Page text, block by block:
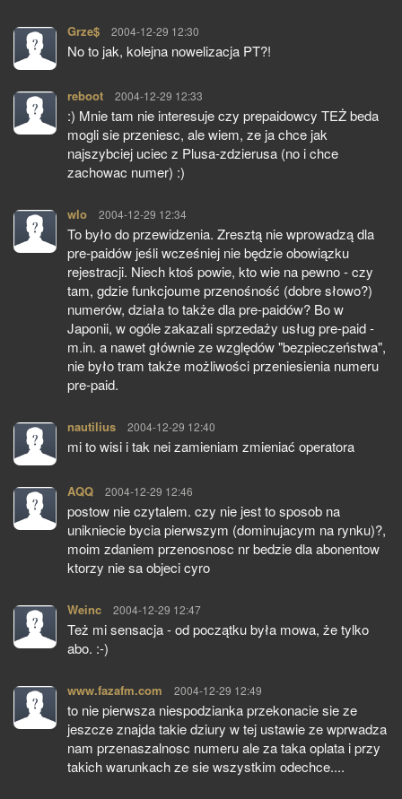
Grze$ pisze:
2004-12-29 12:30
No to jak, kolejna nowelizacja PT?!
reboot pisze:
2004-12-29 12:33
:) Mnie tam nie interesuje czy prepaidowcy TEŻ beda
mogli sie przeniesc, ale wiem, ze ja chce jak
najszybciej uciec z Plusa-zdzierusa (no i chce
zachowac numer) :)
wlo pisze:
2004-12-29 12:34
To było do przewidzenia. Zresztą nie wprowadzą dla
pre-paidów jeśli wcześniej nie będzie obowiązku
rejestracji. Niech ktoś powie, kto wie na pewno - czy
tam, gdzie funkcjoume przenośność (dobre słowo?)
numerów, działa to także dla pre-paidów? Bo w
Japonii, w ogóle zakazali sprzedaży usług pre-paid -
m.in. a nawet głównie ze względów "bezpieczeństwa",
nie było tram także możliwości przeniesienia numeru
pre-paid.
nautilius pisze:
2004-12-29 12:40
mi to wisi i tak nei zamieniam zmieniać operatora
AQQ pisze:
2004-12-29 12:46
postow nie czytalem. czy nie jest to sposob na
unikniecie bycia pierwszym (dominujacym na rynku)?,
moim zdaniem przenosnosc nr bedzie dla abonentow
ktorzy nie sa objeci cyro
Weinc pisze:
2004-12-29 12:47
Też mi sensacja - od początku była mowa, że tylko
abo. :-)
www.fazafm.com pisze:
2004-12-29 12:49
to nie pierwsza niespodzianka przekonacie sie ze
jeszcze znajda takie dziury w tej ustawie ze wprwadza
nam przenaszalnosc numeru ale za taka oplata i przy
takich warunkach ze sie wszystkim odechce....